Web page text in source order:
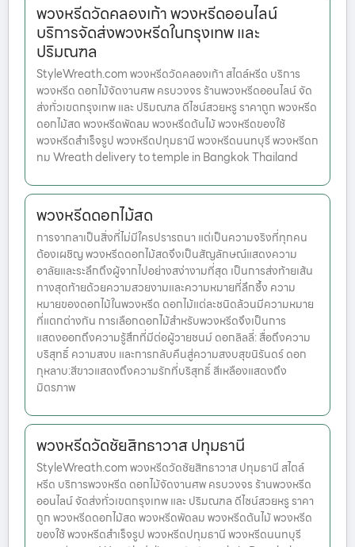
พวงหรีดวัดคลองเก้า พวงหรีดออนไลน์
บริการจัดส่งพวงหรีดในกรุงเทพ และ
ปริมณฑล
StyleWreath.com พวงหรีดวัดคลองเก้า สไตล์หรีด บริการ
พวงหรีด ดอกไม้จัดงานศพ ครบวงจร ร้านพวงหรีดออนไลน์ จัด
ส่งทั่วเขตกรุงเทพ และ ปริมณฑล ดีไซน์สวยหรู ราคาถูก พวงหรีด
ดอกไม้สด พวงหรีดพัดลม พวงหรีดต้นไม้ พวงหรีดของใช้
พวงหรีดสำเร็จรูป พวงหรีดปทุมธานี พวงหรีดนนทบุรี พวงหรีดก
ทม Wreath delivery to temple in Bangkok Thailand
พวงหรีดดอกไม้สด
การจากลาเป็นสิ่งที่ไม่มีใครปรารถนา แต่เป็นความจริงที่ทุกคน
ต้องเผชิญ พวงหรีดดอกไม้สดจึงเป็นสัญลักษณ์แสดงความ
อาลัยและระลึกถึงผู้จากไปอย่างสง่างามที่สุด เป็นการส่งท้ายเส้น
ทางสุดท้ายด้วยความสวยงามและความหมายที่ลึกซึ้ง ความ
หมายของดอกไม้ในพวงหรีด ดอกไม้แต่ละชนิดล้วนมีความหมาย
ที่แตกต่างกัน การเลือกดอกไม้สำหรับพวงหรีดจึงเป็นการ
แสดงออกถึงความรู้สึกที่มีต่อผู้วายชนม์ ดอกลิลลี่: สื่อถึงความ
บริสุทธิ์ ความสงบ และการกลับคืนสู่ความสงบสุขนิรันดร์ ดอก
กุหลาบ:สีขาวแสดงถึงความรักที่บริสุทธิ์ สีเหลืองแสดงถึง
มิตรภาพ
พวงหรีดวัดชัยสิทธาวาส ปทุมธานี
StyleWreath.com พวงหรีดวัดชัยสิทธาวาส ปทุมธานี สไตล์
หรีด บริการพวงหรีด ดอกไม้จัดงานศพ ครบวงจร ร้านพวงหรีด
ออนไลน์ จัดส่งทั่วเขตกรุงเทพ และ ปริมณฑล ดีไซน์สวยหรู ราคา
ถูก พวงหรีดดอกไม้สด พวงหรีดพัดลม พวงหรีดต้นไม้ พวงหรีด
ของใช้ พวงหรีดสำเร็จรูป พวงหรีดปทุมธานี พวงหรีดนนทบุรี